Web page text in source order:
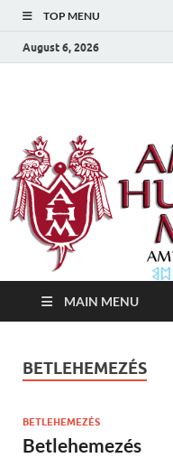
TOP MENU
August 6, 2026
MAIN MENU
BETLEHEMEZÉS
BETLEHEMEZÉS
Betlehemezés